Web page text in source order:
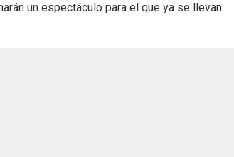
un espectáculo para el que ya se llevan